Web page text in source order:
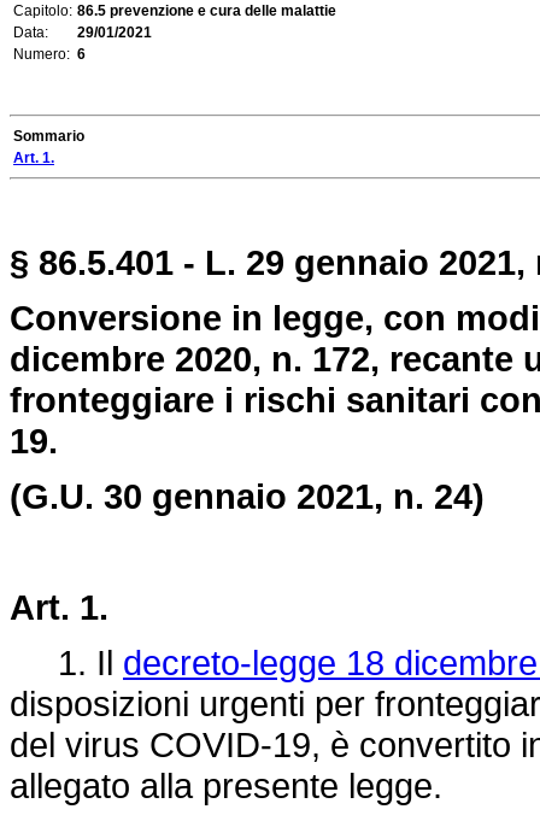
Capitolo: 86.5 prevenzione e cura delle malattie
Data:
29/01/2021
Numero: 6
Sommario
Art. 1.
§ 86.5.401 - L. 29 gennaio 2021,
Conversione in legge, con
dicembre 2020, n. 172,
fronteggiare i rischi sanitari
19.
(G.U. 30 gennaio 2021, n. 24)
Art. 1.
1. Il decreto-legge 18
disposizioni urgenti per
del virus COVID-19, è convertito
allegato alla presente legge.